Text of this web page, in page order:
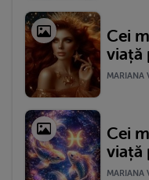
Cei
viață
MARIANA
Cei
viață
MARIANA